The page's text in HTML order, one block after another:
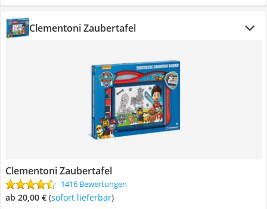
Clementoni Zaubertafel
Clementoni Zaubertafel
1416 Bewertungen
ab 20,00 € ( Sofort lieferbar)